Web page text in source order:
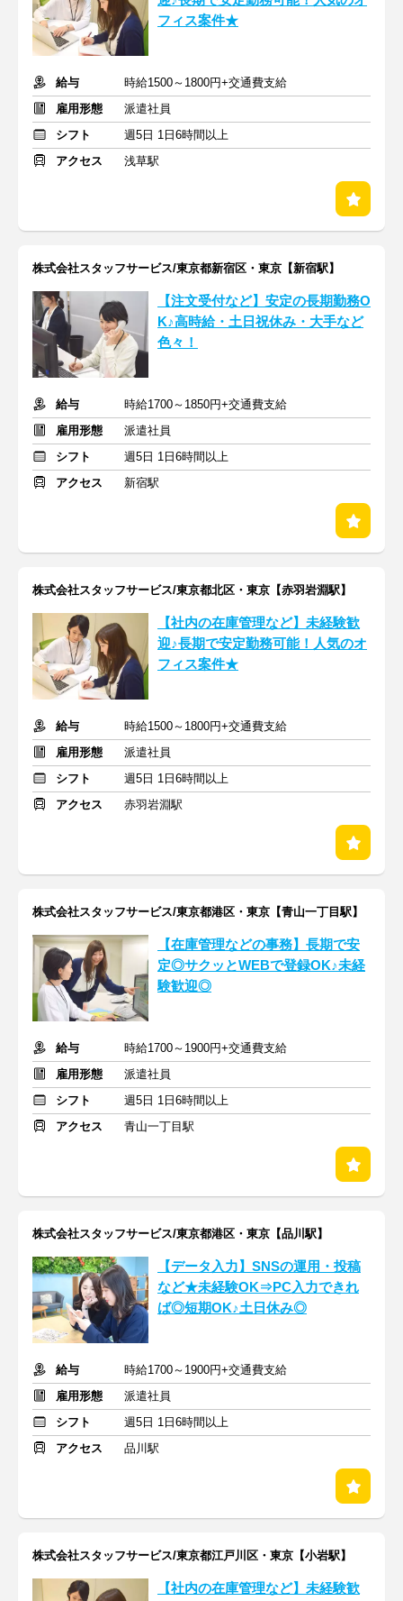
フィス案件★
給与
時給1500～1800円+交通費支給
雇用形態
派遣社員
シフト
週5日 1日6時間以上
アクセス
浅草駅
株式会社スタッフサービス/東京都新宿区・東京【新宿駅】
【注文受付など】安定の長期勤務O
K♪高時給・土日祝休み・大手など
色々！
給与
時給1700～1850円+交通費支給
雇用形態
派遣社員
シフト
週5日 1日6時間以上
アクセス
新宿駅
株式会社スタッフサービス/東京都北区・東京【赤羽岩淵駅】
【社内の在庫管理など】未経験歓
迎♪長期で安定勤務可能！人気のオ
フィス案件★
給与
時給1500～1800円+交通費支給
雇用形態
派遣社員
シフト
週5日 1日6時間以上
アクセス
赤羽岩淵駅
株式会社スタッフサービス/東京都港区・東京【青山一丁目駅】
【在庫管理などの事務】長期で安
定◎サクッとWEBで登録OK♪未経
験歓迎◎
給与
時給1700～1900円+交通費支給
雇用形態
派遣社員
シフト
週5日 1日6時間以上
アクセス
青山一丁目駅
株式会社スタッフサービス/東京都港区・東京【品川駅】
【データ入力】SNSの運用・投稿
など★未経験OK⇒PC入力できれ
ば◎短期OK♪土日休み◎
給与
時給1700～1900円+交通費支給
雇用形態
派遣社員
シフト
週5日 1日6時間以上
アクセス
品川駅
株式会社スタッフサービス/東京都江戸川区・東京【小岩駅】
【社内の在庫管理など】未経験歓